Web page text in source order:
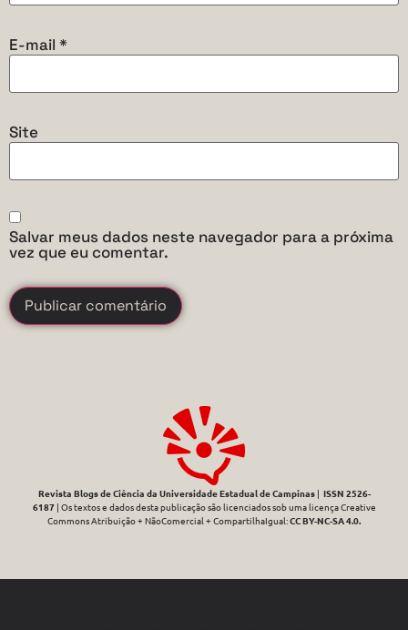
E-mail *
Site
Salvar meus dados neste navegador para a próxima
vez que eu comentar.
Revista Blogs de Ciência da Universidade Estadual de Campinas| ISSN 2526-
6187| Os textos e dados desta publicação são licenciados sob uma licença Creative
Commons Atribuição + NãoComercial + CompartilhaIgual:CC BY-NC-SA 4.0.